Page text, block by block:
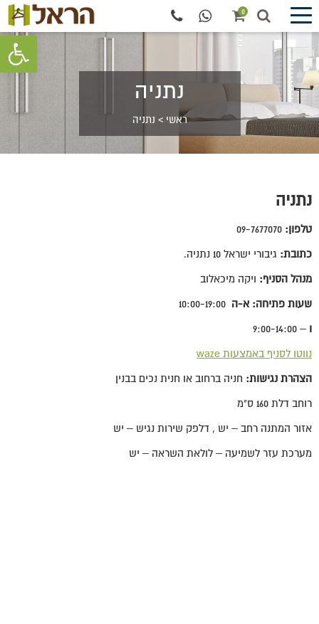
פתח
0
נתניה
ראשי > נתניה
נתניה
טלפון:
כתובת: גיבורי ישראל 10 נתניה.
מנהל הסניף: ויקה מיכאלוב
שעות פתיחה: א-ה
ו – 9:00-14:00
נווטו לסניף באמצעות waze
הצהרת נגישות: חניה ברחוב או חנית נכים בבנין
רוחב דלת 160 ס"מ
אזור המתנה רחב – יש , דלפק שירות נגיש – יש
מערכת עזר לשמיעה – לולאת השראה – יש